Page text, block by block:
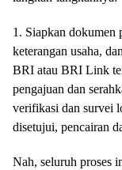
1. Siapkan dokumen
keterangan usaha,
BRI atau BRI Link
pengajuan dan
verifikasi dan survei
disetujui, pencairan
Nah, seluruh proses